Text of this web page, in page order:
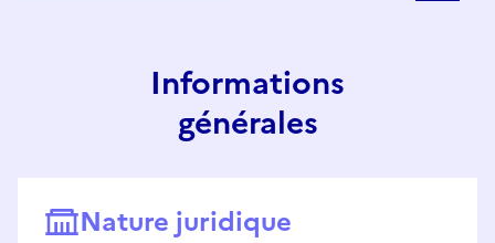
Informations
générales
Nature juridique